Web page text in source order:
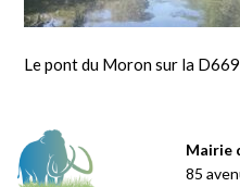
Le pont du Moron sur la
Mairie
85